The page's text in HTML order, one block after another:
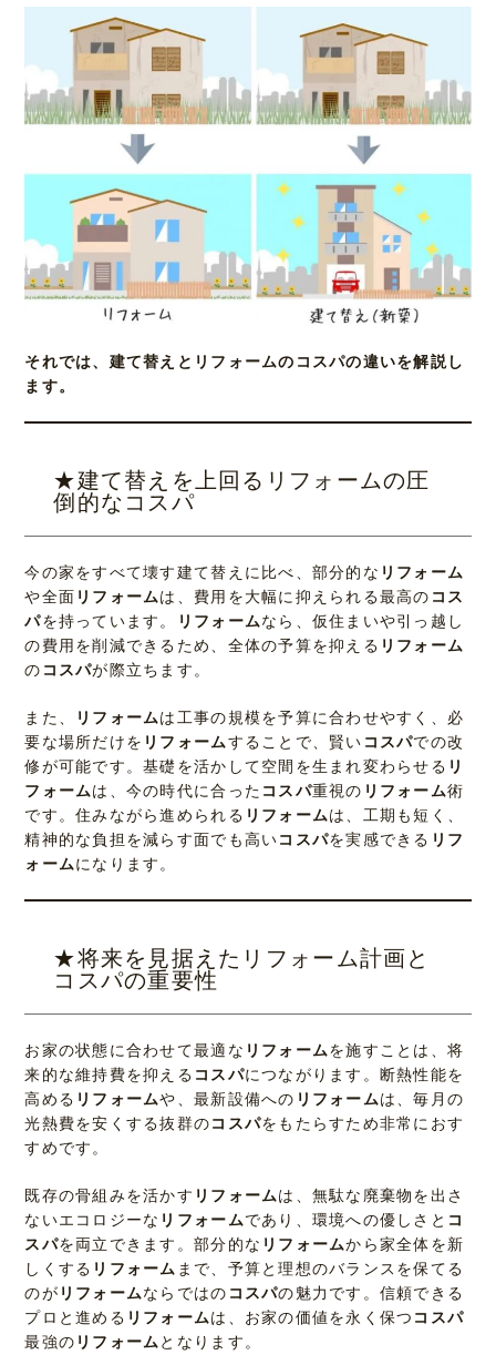
それでは、建て替えとリフォームのコスパの違いを解説し
ます。
★建て替えを上回るリフォームの圧
倒的なコスパ
今の家をすべて壊す建て替えに比べ、部分的な リフォーム
や全面 リフォームは、費用を大幅に抑えられる最高の コス
パを持っています。 リフォームなら、仮住まいや引っ越し
の費用を削減できるため、全体の予算を抑える リフォーム
の コスパが際立ちます。
また、 リフォームは工事の規模を予算に合わせやすく、必
要な場所だけを リフォームすることで、賢い コスパでの改
修が可能です。基礎を活かして空間を生まれ変わらせる リ
フォームは、今の時代に合った コスパ重視の リフォーム術
です。住みながら進められる リフォームは、工期も短く、
精神的な負担を減らす面でも高いコスパを実感できる リフ
ォームになります。
★将来を見据えたリフォーム計画と
コスパの重要性
お家の状態に合わせて最適な リフォームを施すことは、将
来的な維持費を抑える コスパにつながります。断熱性能を
高める リフォームや、最新設備への リフォームは、毎月の
光熱費を安くする抜群のコスパをもたらすため非常におす
すめです。
既存の骨組みを活かす リフォームは、無駄な廃棄物を出さ
ないエコロジーな リフォームであり、環境への優しさと コ
スパを両立できます。部分的な リフォームから家全体を新
しくする リフォーム まで、予算と理想のバランスを保てる
のが リフォームならではの コスパの魅力です。信頼できる
プロと進める リフォームは、お家の価値を永く保つ コスパ
最強の リフォーム となります。